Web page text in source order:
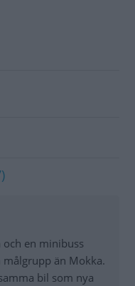
en minibuss
än Mokka.
bil som nya